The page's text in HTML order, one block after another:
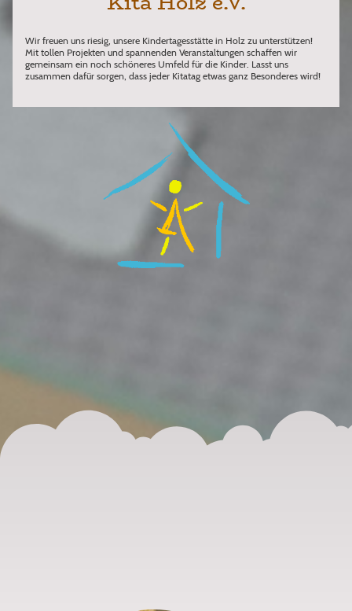
Wir freuen uns riesig, unsere Kindertagesstätte in Holz zu unterstützen!
Mit tollen Projekten und spannenden Veranstaltungen schaffen wir
gemeinsam ein noch schöneres Umfeld für die Kinder. Lasst uns
zusammen dafür sorgen, dass jeder Kitatag etwas ganz Besonderes wird!